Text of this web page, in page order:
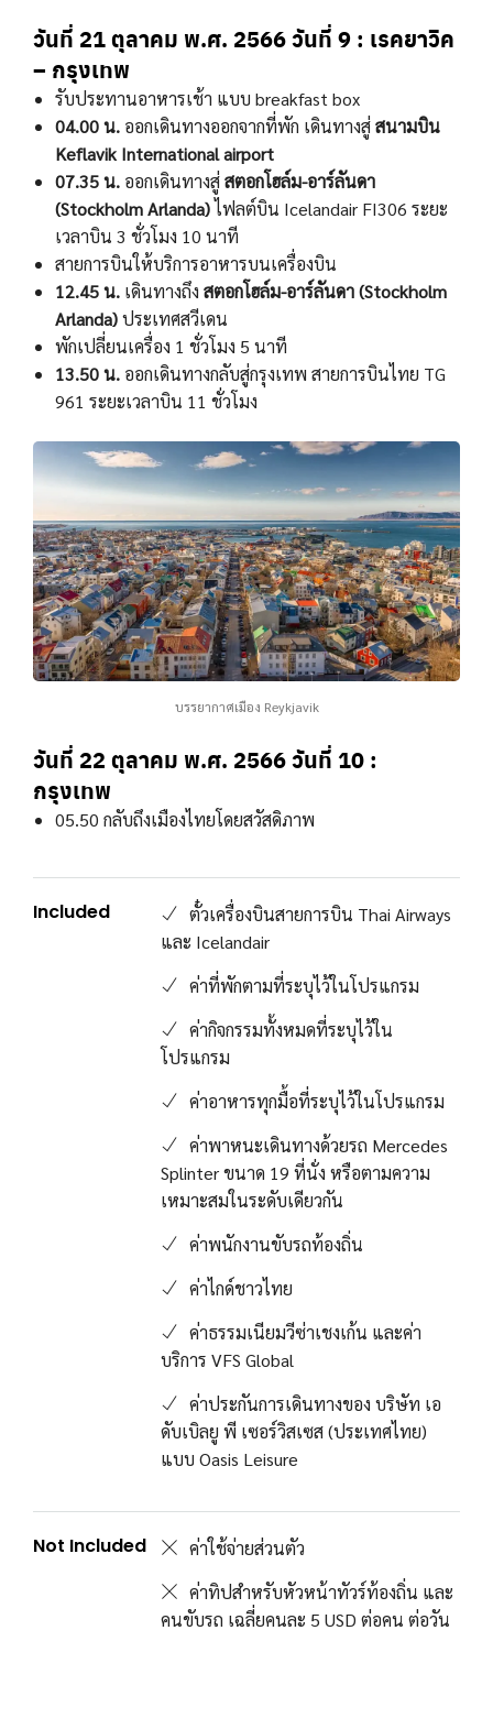
วันที่ 21 ตุลาคม พ.ศ. 2566วันที่ 9 : เรคยาวิค
– กรุงเทพ
รับประทานอาหารเช้า แบบ breakfast box
04.00 น. ออกเดินทางออกจากที่พัก เดินทางสู่สนามบิน
Keflavik International airport
07.35 น. ออกเดินทางสู่สตอกโฮล์ม-อาร์ลันดา
(Stockholm Arlanda)ไฟลต์บิน Icelandair FI306 ระยะ
เวลาบิน 3 ชั่วโมง 10 นาที
สายการบินให้บริการอาหารบนเครื่องบิน
12.45 น. เดินทางถึง สตอกโฮล์ม-อาร์ลันดา (Stockholm
Arlanda)ประเทศสวีเดน
พักเปลี่ยนเครื่อง 1 ชั่วโมง 5 นาที
13.50 น. ออกเดินทางกลับสู่กรุงเทพ สายการบินไทย TG
961 ระยะเวลาบิน 11 ชั่วโมง
บรรยากาศเมือง Reykjavik
วันที่ 22 ตุลาคม พ.ศ. 2566วันที่ 10 :
กรุงเทพ
05.50 กลับถึงเมืองไทยโดยสวัสดิภาพ
Included
ตั๋วเครื่องบินสายการบิน Thai Airways
และ Icelandair
ค่าที่พักตามที่ระบุไว้ในโปรแกรม
ค่ากิจกรรมทั้งหมดที่ระบุไว้ใน
โปรแกรม
ค่าอาหารทุกมื้อที่ระบุไว้ในโปรแกรม
ค่าพาหนะเดินทางด้วยรถ Mercedes
Splinter ขนาด 19 ที่นั่ง หรือตามความ
เหมาะสมในระดับเดียวกัน
ค่าพนักงานขับรถท้องถิ่น
ค่าไกด์ชาวไทย
ค่าธรรมเนียมวีซ่าเชงเก้น และค่า
บริการ VFS Global
ค่าประกันการเดินทางของ บริษัท เอ
ดับเบิลยู พี เซอร์วิสเซส (ประเทศไทย)
แบบ Oasis Leisure
Not Included
ค่าใช้จ่ายส่วนตัว
ค่าทิปสำหรับหัวหน้าทัวร์ท้องถิ่น และ
คนขับรถ เฉลี่ยคนละ 5 USD ต่อคน ต่อวัน